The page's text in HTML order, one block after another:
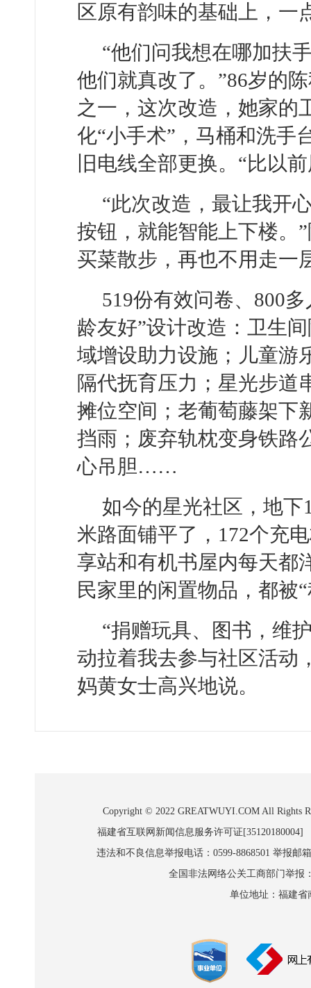
区原有韵味的基础上，一
“他们问我想在哪加扶
他们就真改了。”86岁的
之一，这次改造，她家的
化“小手术”，马桶和洗手
旧电线全部更换。“比以
“此次改造，最让我开
按钮，就能智能上下楼。
买菜散步，再也不用走一
519份有效问卷、800
龄友好”设计改造：卫生
域增设助力设施；儿童游
隔代抚育压力；星光步道
摊位空间；老葡萄藤架下
挡雨；废弃轨枕变身铁路
心吊胆……
如今的星光社区，地下
米路面铺平了，172个充
享站和有机书屋内每天都
民家里的闲置物品，都被
“捐赠玩具、图书，维
动拉着我去参与社区活动
妈黄女士高兴地说。
Copyright © 2022 GREATWUYI.COM All Rights
福建省互联网新闻信息服务许可证
违法和不良信息举报电话：0599-8868501 举报邮
全国非法网络公关工商部门举报
单位地址：福建省